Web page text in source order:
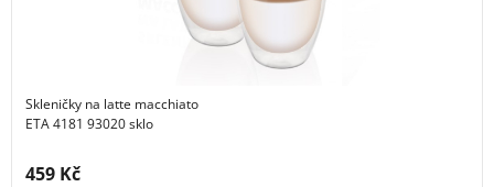
Skleničky na latte macchiato
ETA 4181 93020 sklo
Cena s DPH:
459 Kč